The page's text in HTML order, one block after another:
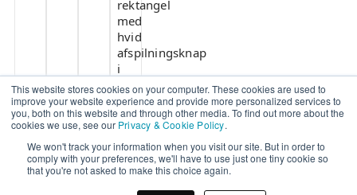
This website stores cookies on your computer. These cookies are used to
improve your website experience and provide more personalized services to
you, both on this website and through other media. To find out more about the
cookies we use, see our Privacy & Cookie Policy.
We won't track your information when you visit our site. But in order to
comply with your preferences, we'll have to use just one tiny cookie so
that you're not asked to make this choice again.